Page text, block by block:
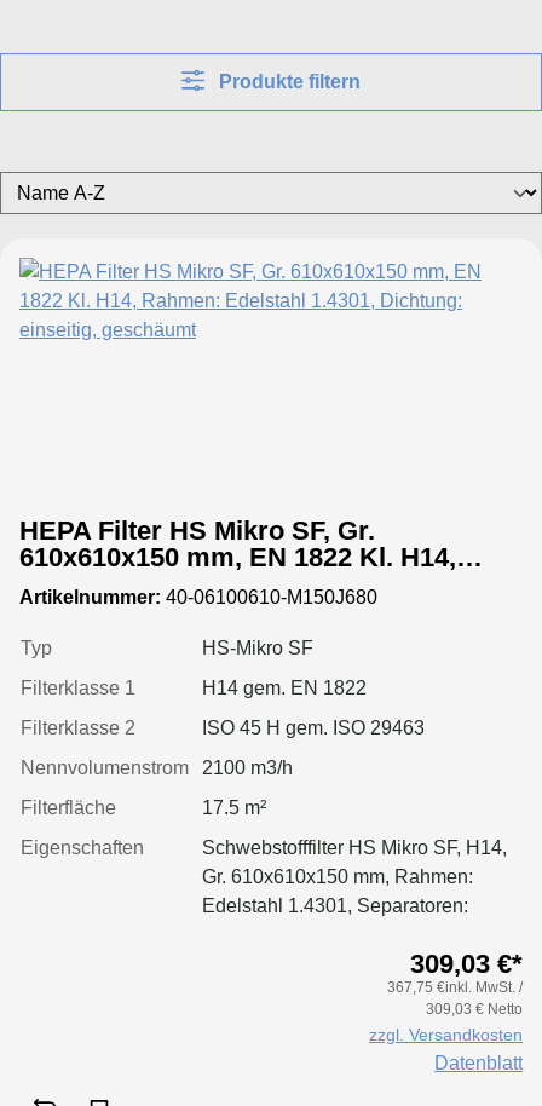
Produkte filtern
HEPA Filter HS Mikro SF, Gr.
610x610x150 mm, EN 1822 Kl. H14,
Rahmen: Edelstahl 1.4301, Dichtung:
einseitig, geschäumt
Artikelnummer: 40-06100610-M150J680
Typ
HS-Mikro SF
Filterklasse 1
H14 gem. EN 1822
Filterklasse 2
ISO 45 H gem. ISO 29463
Nennvolumenstrom
2100 m3/h
Filterfläche
17.5 m²
Eigenschaften
Schwebstofffilter HS Mikro SF, H14,
Gr. 610x610x150 mm, Rahmen:
Edelstahl 1.4301, Separatoren:
Filter: Applikation für größere
Luftmenge, geringeren Druckverlust
309,03 €*
367,75 €inkl. MwSt. /
309,03 € Netto
zzgl. Versandkosten
Datenblatt